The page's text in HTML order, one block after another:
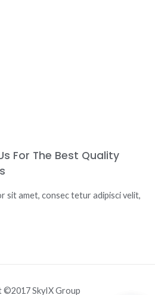
For The Best Quality
sit amet, consec tetur adipisci velit,
©2017 SkyIX Group